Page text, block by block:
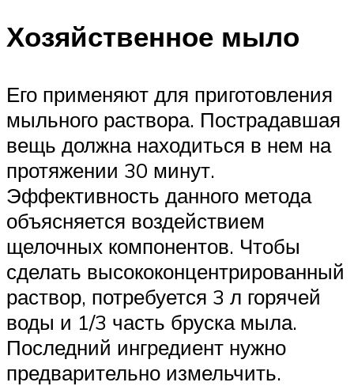
Хозяйственное мыло
Его применяют для приготовления
мыльного раствора. Пострадавшая
вещь должна находиться в нем на
протяжении 30 минут.
Эффективность данного метода
объясняется воздействием
щелочных компонентов. Чтобы
сделать высококонцентрированный
раствор, потребуется 3 л горячей
воды и 1/3 часть бруска мыла.
Последний ингредиент нужно
предварительно измельчить.